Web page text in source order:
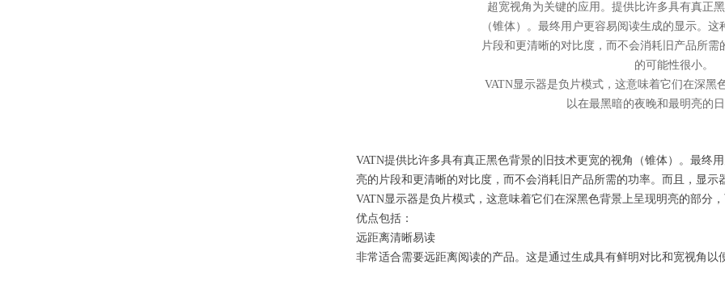
超宽视角为关键的应用。提供比许多具有真正
（锥体）。最终用户更容易阅读生成的显示。
片段和更清晰的对比度，而不会消耗旧产品所
的可能性很小。
VATN显示器是负片模式，这意味着它们在深黑
以在最黑暗的夜晚和最明亮的
VATN提供比许多具有真正黑色背景的旧技术更宽的视角（锥体）。最终
亮的片段和更清晰的对比度，而不会消耗旧产品所需的功率。而且，显示
VATN显示器是负片模式，这意味着它们在深黑色背景上呈现明亮的部分
优点包括：
远距离清晰易读
非常适合需要远距离阅读的产品。这是通过生成具有鲜明对比和宽视角以